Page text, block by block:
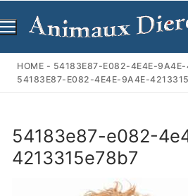
naar
inhoud
HOME - 54183E87-E082-4E4E-9A4E-
54183E87-E082-4E4E-9A4E-
54183e87-e082-
4213315e78b7